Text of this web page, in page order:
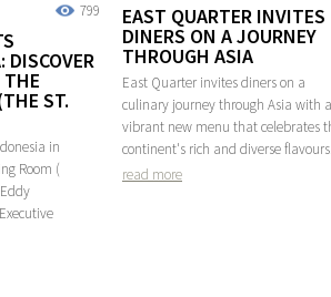
799
DISCOVER
THE
ST.
in
Room (
EAST QUARTER INVITES
DINERS ON A JOURNEY
THROUGH ASIA
East Quarter invites diners on a
culinary journey through Asia with a
vibrant new menu that celebrates
continent's rich and diverse
read more